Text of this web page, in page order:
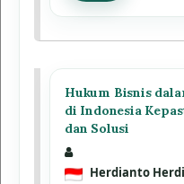
Hukum Bisnis
di Indonesia
dan Solusi
Herdianto